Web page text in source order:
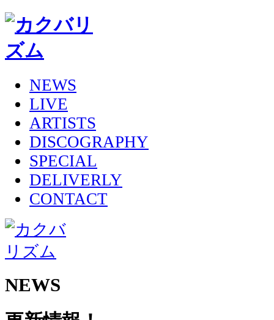
NEWS
LIVE
ARTISTS
DISCOGRAPHY
SPECIAL
DELIVERLY
CONTACT
NEWS